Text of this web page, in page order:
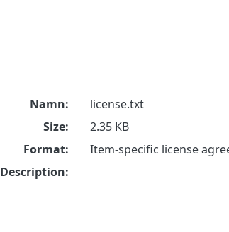
Namn:
license.txt
Size:
2.35 KB
Format:
Item-specific license
Description: